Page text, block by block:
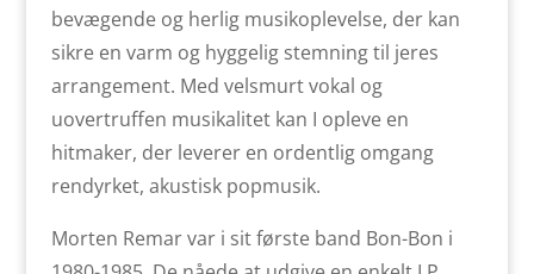
bevægende og herlig musikoplevelse, der kan
sikre en varm og hyggelig stemning til jeres
arrangement. Med velsmurt vokal og
uovertruffen musikalitet kan I opleve en
hitmaker, der leverer en ordentlig omgang
rendyrket, akustisk popmusik.
Morten Remar var i sit første band Bon-Bon i